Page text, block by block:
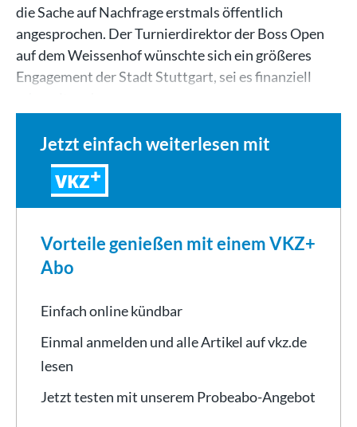
die Sache auf Nachfrage erstmals öffentlich
angesprochen. Der Turnierdirektor der Boss Open
auf dem Weissenhof wünschte sich ein größeres
Engagement der Stadt Stuttgart, sei es finanziell
Jetzt einfach weiterlesen mit
VKZ
Vorteile genießen mit einem VKZ+
Abo
Einfach online kündbar
Einmal anmelden und alle Artikel auf vkz.de
lesen
Jetzt testen mit unserem Probeabo-Angebot